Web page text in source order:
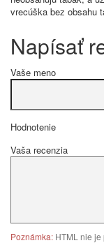
vrecúška bez obsahu
Napísať
Vaše meno
Hodnotenie
Vaša recenzia
Poznámka: HTML nie